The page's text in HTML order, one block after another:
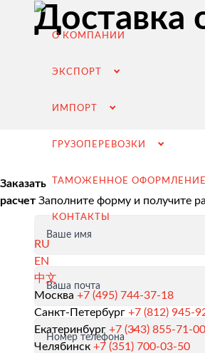
О КОМПАНИИ
ЭКСПОРТ
ИМПОРТ
ГРУЗОПЕРЕВОЗКИ
ТАМОЖЕННОЕ ОФОРМЛЕНИЕ
КОНТАКТЫ
RU
EN
中文
Москва +7 (495) 744-37-18
Санкт-Петербург +7 (812) 945-
Екатеринбург +7 (343) 855-71-00
Челябинск +7 (351) 700-03-50
Экспорт из России
Заключение контрактов и
Таможенное оформление и
Доставка
Заказать
расчет Заполните форму и получите
Ваше имя
Ваша почта
Номер телефона